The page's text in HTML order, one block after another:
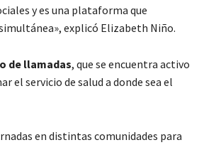
y es una plataforma que
explicó Elizabeth Niño.
de llamadas, que se encuentra activo
el servicio de salud a donde sea el
en distintas comunidades para